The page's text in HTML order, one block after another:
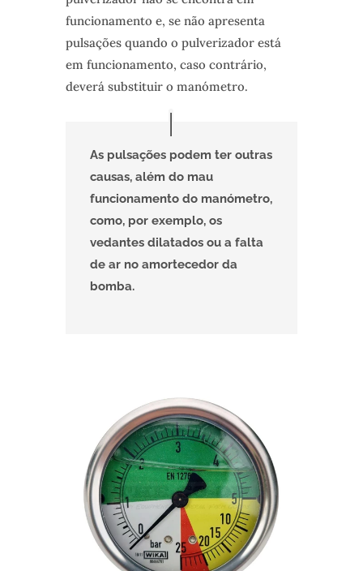
funcionamento e, se não apresenta
pulsações quando o pulverizador está
em funcionamento, caso contrário,
deverá substituir o manómetro.
As pulsações podem ter outras
causas, além do mau
funcionamento do manómetro,
como, por exemplo, os
vedantes dilatados ou a falta
de ar no amortecedor da
bomba.